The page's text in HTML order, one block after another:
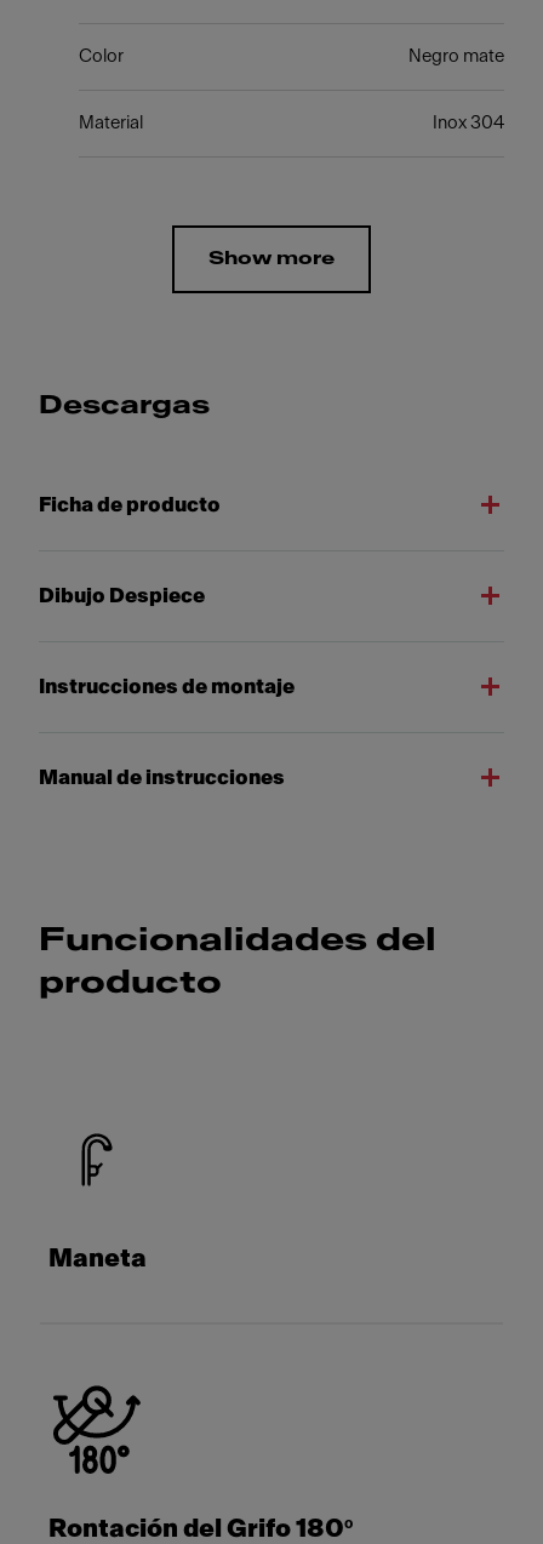
Color Negro mate
Material Inox 304
Show more
Descargas
Ficha de producto
Dibujo Despiece
Instrucciones de montaje
Manual de instrucciones
Funcionalidades del
producto
Maneta
Rontación del Grifo 180º